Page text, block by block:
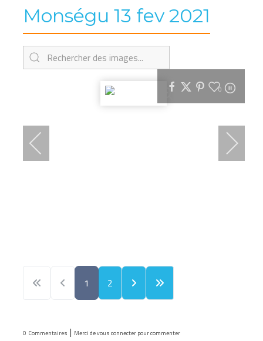
Monségu 13 fev 2021
0
1 2
0 Commentaires | Merci de vous connecter pour commenter